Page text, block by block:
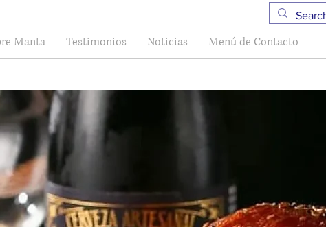
Manta Testimonios Noticias Menú de Contacto